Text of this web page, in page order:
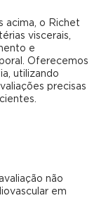
acima, o Richet
viscerais,
e
Oferecemos
utilizando
precisas
não
em